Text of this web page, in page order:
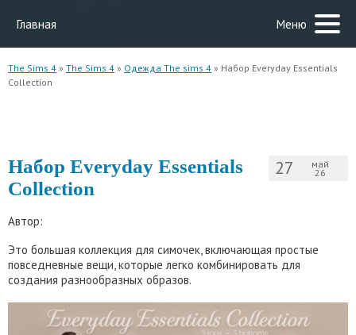
Главная Меню
The Sims 4 » The Sims 4 » Одежда The sims 4 » Набор Everyday Essentials
Collection
27 май
26
Набор Everyday Essentials
Collection
Автор:
Это большая коллекция для симочек, включающая простые
повседневные вещи, которые легко комбинировать для
создания разнообразных образов.